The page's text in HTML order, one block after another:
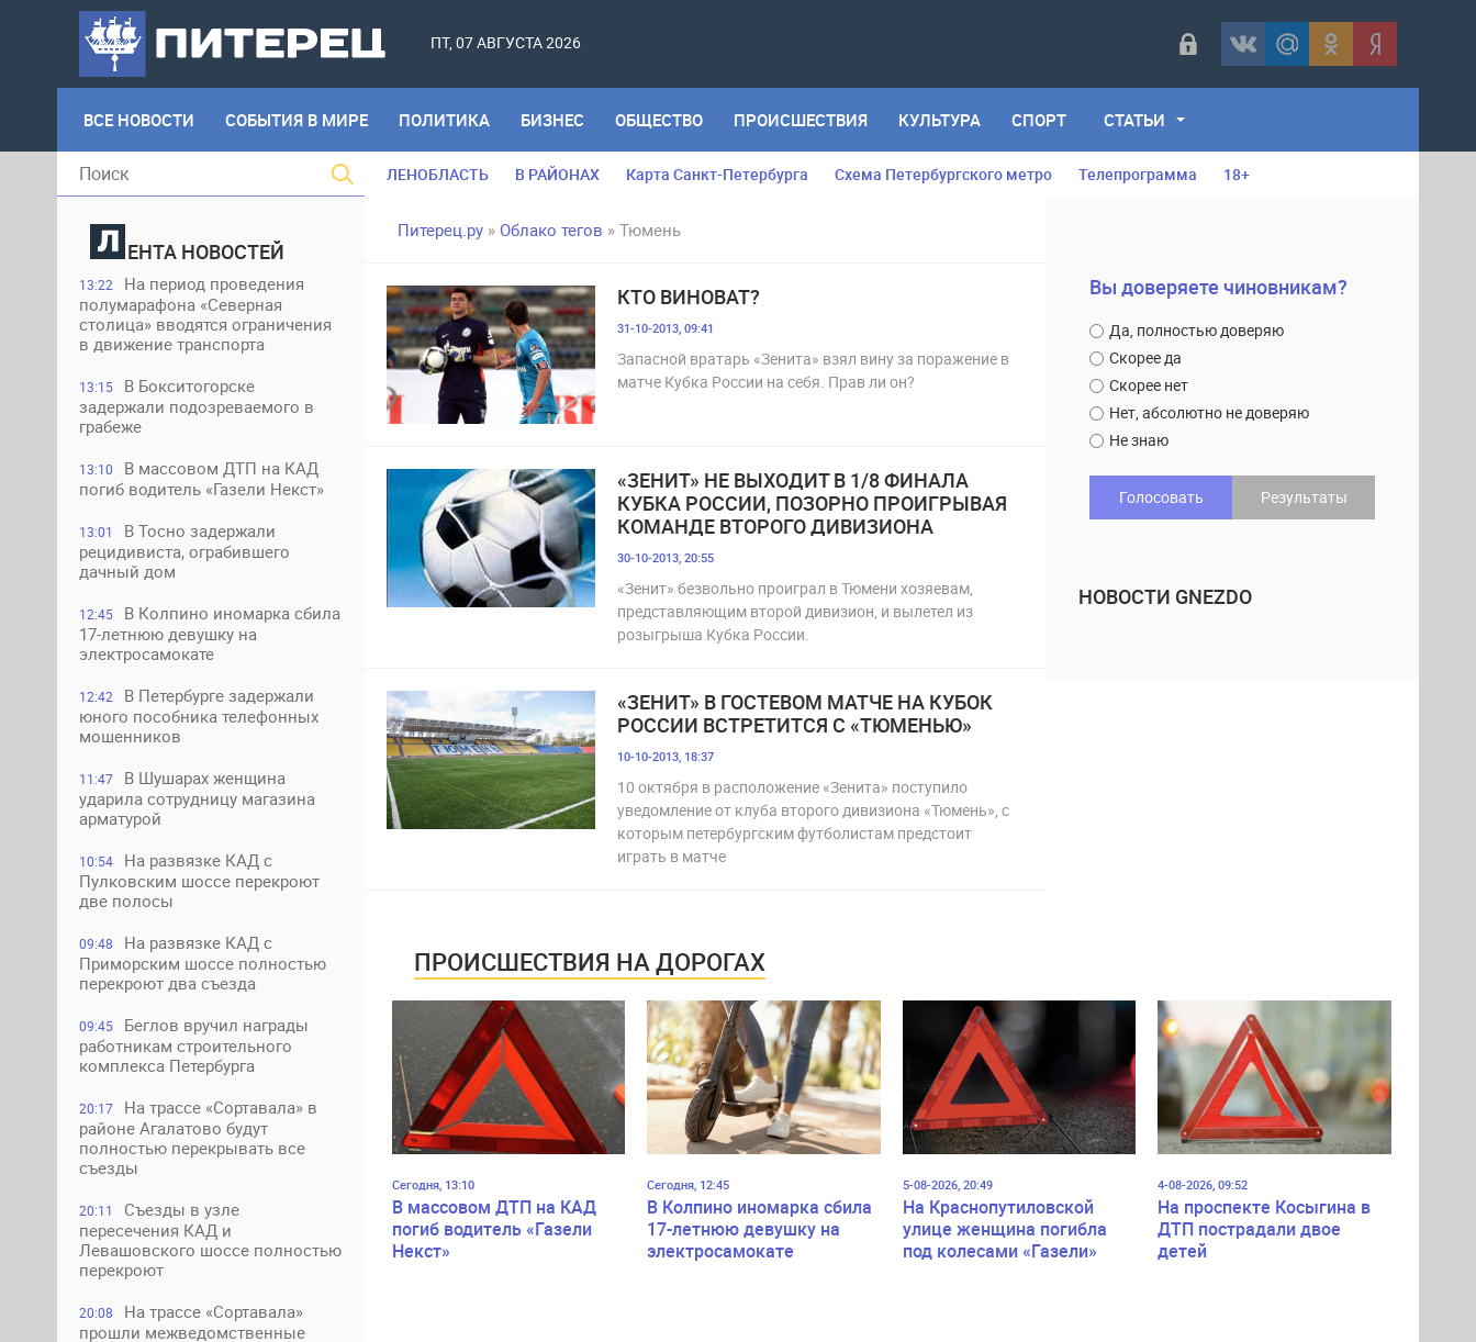
ПТ, 07 АВГУСТА 2026
ВСЕ НОВОСТИ СОБЫТИЯ В МИРЕ ПОЛИТИКА БИЗНЕС ОБЩЕСТВО ПРОИСШЕСТВИЯ КУЛЬТУРА СПОРТ СТАТЬИ
ЕНТА НОВОСТЕЙ
13:22
На период проведения
полумарафона «Северная
столица» вводятся ограничения
в движение транспорта
13:15
В Бокситогорске
задержали подозреваемого в
грабеже
13:10
В массовом ДТП на КАД
погиб водитель «Газели Некст»
13:01
В Тосно задержали
рецидивиста, ограбившего
дачный дом
12:45
В Колпино иномарка сбила
17-летнюю девушку на
электросамокате
12:42
В Петербурге задержали
юного пособника телефонных
мошенников
11:47
В Шушарах женщина
ударила сотрудницу магазина
арматурой
10:54
На развязке КАД с
Пулковским шоссе перекроют
две полосы
09:48
На развязке КАД с
Приморским шоссе полностью
перекроют два съезда
09:45
Беглов вручил награды
работникам строительного
комплекса Петербурга
20:17
На трассе «Сортавала» в
районе Агалатово будут
полностью перекрывать все
съезды
20:11
Съезды в узле
пересечения КАД и
Левашовского шоссе полностью
перекроют
20:08
На трассе «Сортавала»
прошли межведомственные
ЛЕНОБЛАСТЬ В РАЙОНАХ Карта Санкт-Петербурга Схема Петербургского метро Телепрограмма 18+
Питерец.ру » Облако тегов » Тюмень
КТО ВИНОВАТ?
31-10-2013, 09:41
Запасной вратарь «Зенита» взял вину за поражение в
матче Кубка России на себя. Прав ли он?
«ЗЕНИТ» НЕ ВЫХОДИТ В 1/8 ФИНАЛА
КУБКА РОССИИ, ПОЗОРНО ПРОИГРЫВАЯ
КОМАНДЕ ВТОРОГО ДИВИЗИОНА
30-10-2013, 20:55
«Зенит» безвольно проиграл в Тюмени хозяевам,
представляющим второй дивизион, и вылетел из
розыгрыша Кубка России.
«ЗЕНИТ» В ГОСТЕВОМ МАТЧЕ НА КУБОК
РОССИИ ВСТРЕТИТСЯ С «ТЮМЕНЬЮ»
10-10-2013, 18:37
10 октября в расположение «Зенита» поступило
уведомление от клуба второго дивизиона «Тюмень», с
которым петербургским футболистам предстоит
играть в матче
Вы доверяете чиновникам?
Да, полностью доверяю
Скорее да
Скорее нет
Нет, абсолютно не доверяю
Не знаю
Голосовать Результаты
НОВОСТИ GNEZDO
ПРОИСШЕСТВИЯ НА ДОРОГАХ
Сегодня, 13:10
В массовом ДТП на КАД
погиб водитель «Газели
Некст»
Сегодня, 12:45
В Колпино иномарка сбила
17-летнюю девушку на
электросамокате
5-08-2026, 20:49
На Краснопутиловской
улице женщина погибла
под колесами «Газели»
4-08-2026, 09:52
На проспекте Косыгина в
ДТП пострадали двое
детей